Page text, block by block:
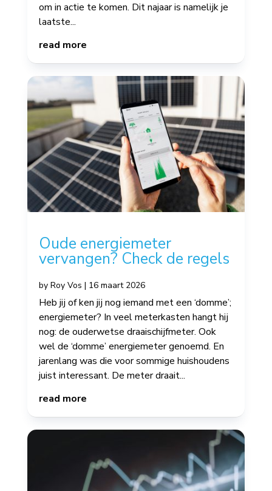
om in actie te komen. Dit najaar is namelijk je
laatste...
read more
Oude energiemeter
vervangen? Check de regels
by Roy Vos | 16 maart 2026
Heb jij of ken jij nog iemand met een ‘domme’;
energiemeter? In veel meterkasten hangt hij
nog: de ouderwetse draaischijfmeter. Ook
wel de ‘domme’ energiemeter genoemd. En
jarenlang was die voor sommige huishoudens
juist interessant. De meter draait...
read more